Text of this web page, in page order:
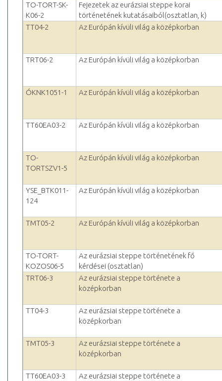
TO-TORT-SK-
K06-2
Fejezetek az eurázsiai steppe korai
történetének kutatásaiból(osztatlan, k)
TT04-2
Az Európán kívüli világ a középkorban
TRT06-2 Az Európán kívüli világ a középkorban
ÓKNK1051-1 Az Európán kívüli világ a középkorban
TT60EA03-2 Az Európán kívüli világ a középkorban
TO-
TORTSZV1-5
Az Európán kívüli világ a középkorban
YSE_BTK011-
124
Az Európán kívüli világ a középkorban
TMT05-2 Az Európán kívüli világ a középkorban
TO-TORT-
KOZOS06-5
Az eurázsiai steppe történetének fő
kérdései (osztatlan)
TRT06-3
Az eurázsiai steppe története a
középkorban
TT04-3
Az eurázsiai steppe története a
középkorban
TMT05-3
Az eurázsiai steppe története a
középkorban
TT60EA03-3
Az eurázsiai steppe története a